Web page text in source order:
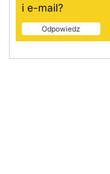
i e-mail?
Odpowiedz